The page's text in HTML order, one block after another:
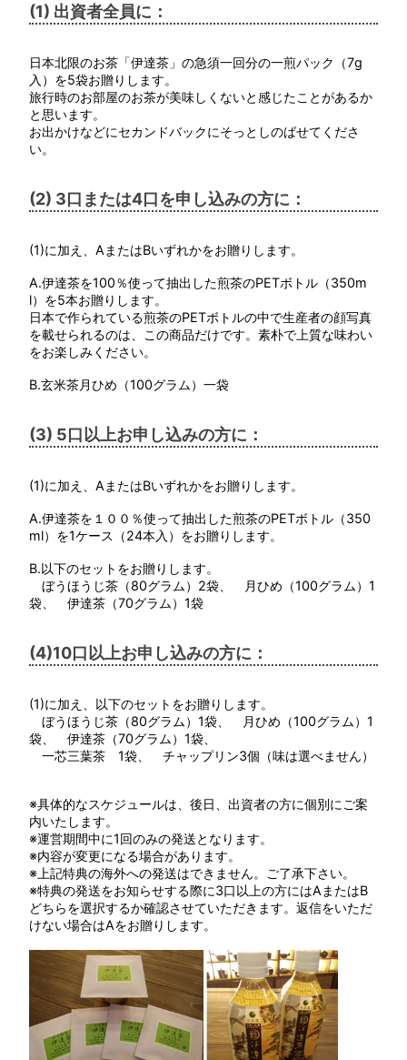
(1) 出資者全員に：
日本北限のお茶「伊達茶」の急須一回分の一煎パック（7g
入）を5袋お贈りします。
旅行時のお部屋のお茶が美味しくないと感じたことがあるか
と思います。
お出かけなどにセカンドバックにそっとしのばせてくださ
い。
(2) 3口または4口を申し込みの方に：
(1)に加え、AまたはBいずれかをお贈りします。
A.伊達茶を100％使って抽出した煎茶のPETボトル（350m
l）を5本お贈りします。
日本で作られている煎茶のPETボトルの中で生産者の顔写真
を載せられるのは、この商品だけです。素朴で上質な味わい
をお楽しみください。
B.玄米茶月ひめ（100グラム）一袋
(3) 5口以上お申し込みの方に：
(1)に加え、AまたはBいずれかをお贈りします。
A.伊達茶を１００％使って抽出した煎茶のPETボトル（350
ml）を1ケース（24本入）をお贈りします。
B.以下のセットをお贈りします。
ぼうほうじ茶（80グラム）2袋、 月ひめ（100グラム）1
袋、 伊達茶（70グラム）1袋
(4)10口以上お申し込みの方に：
(1)に加え、以下のセットをお贈りします。
ぼうほうじ茶（80グラム）1袋、 月ひめ（100グラム）1
袋、 伊達茶（70グラム）1袋、
一芯三葉茶 1袋、 チャップリン3個（味は選べません）
※具体的なスケジュールは、後日、出資者の方に個別にご案
内いたします。
※運営期間中に1回のみの発送となります。
※内容が変更になる場合があります。
※上記特典の海外への発送はできません。ご了承下さい。
※特典の発送をお知らせする際に3口以上の方にはAまたはB
どちらを選択するか確認させていただきます。返信をいただ
けない場合はAをお贈りします。